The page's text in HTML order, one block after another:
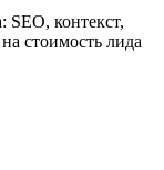
SEO, контекст,
стоимость лида